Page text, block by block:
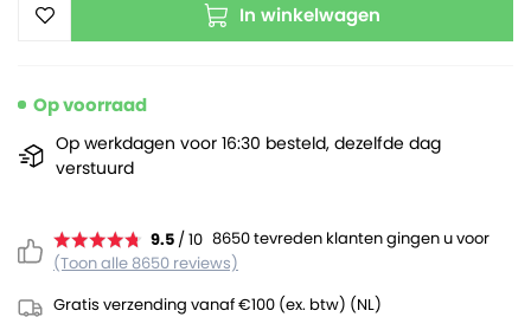
In winkelwagen
9.5 / 10 8650 tevreden klanten gingen u voor
(Toon alle 8650 reviews)
Gratis verzending vanaf €100 (ex. btw) (NL)
Op voorraad
Op werkdagen voor 16:30 besteld, dezelfde dag
verstuurd